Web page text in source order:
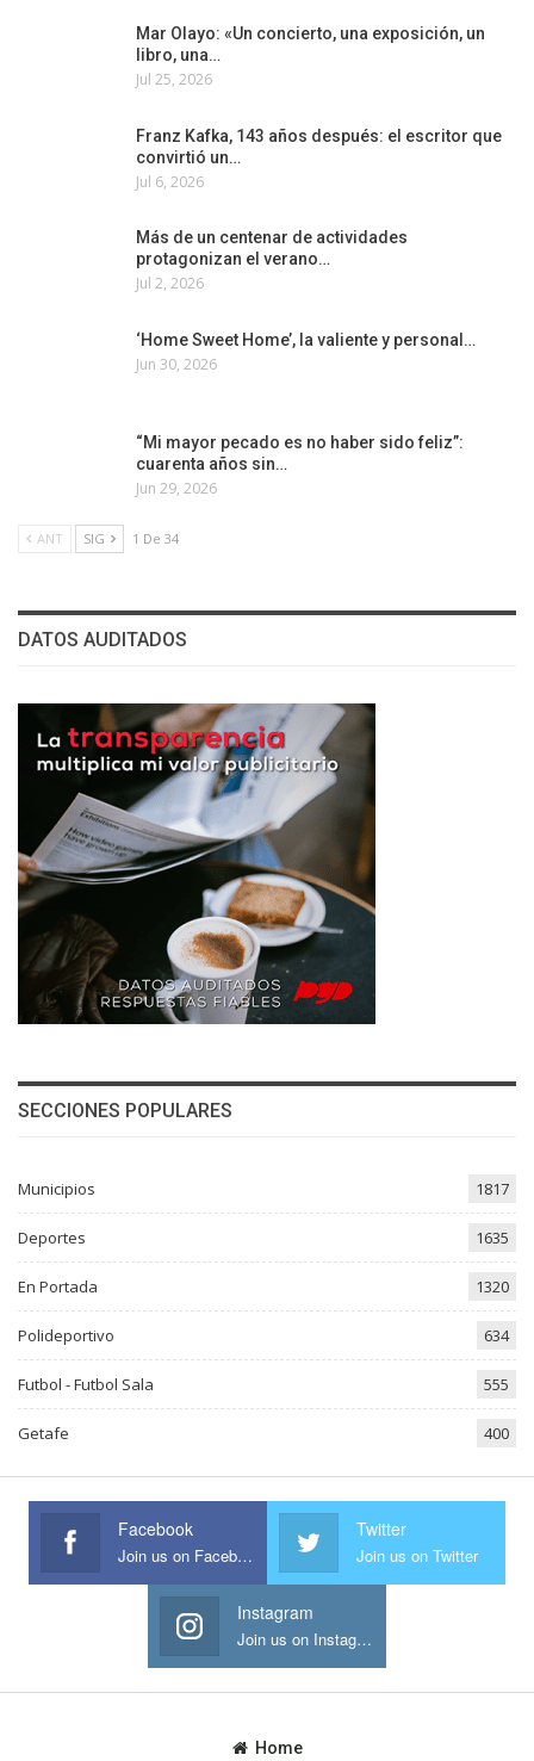
Mar Olayo: «Un concierto, una exposición, un
libro, una…
Jul 25, 2026
Franz Kafka, 143 años después: el escritor que
convirtió un…
Jul 6, 2026
Más de un centenar de actividades
protagonizan el verano…
Jul 2, 2026
‘Home Sweet Home’, la valiente y personal…
Jun 30, 2026
“Mi mayor pecado es no haber sido feliz”:
cuarenta años sin…
Jun 29, 2026
ANT SIG 1 De 34
DATOS AUDITADOS
SECCIONES POPULARES
Municipios 1817
Deportes 1635
En Portada 1320
Polideportivo 634
Futbol - Futbol Sala 555
Getafe 400
Facebook
Join us on Facebook
Twitter
Join us on Twitter
Instagram
Join us on Instagram
Home